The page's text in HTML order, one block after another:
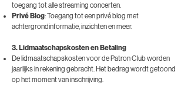
toegang tot alle streaming concerten.
Privé Blog: Toegang tot een privé blog met
achtergrondinformatie, inzichten en meer.
3. Lidmaatschapskosten en Betaling
De lidmaatschapskosten voor de Patron Club worden
jaarlijks in rekening gebracht. Het bedrag wordt getoond
op het moment van inschrijving.